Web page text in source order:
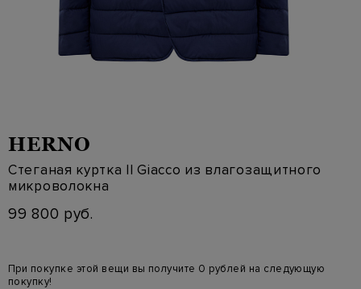
HERNO
Стеганая куртка Il Giacco из влагозащитного
микроволокна
99 800 руб.
При покупке этой вещи вы получите 0 рублей на следующую
покупку!